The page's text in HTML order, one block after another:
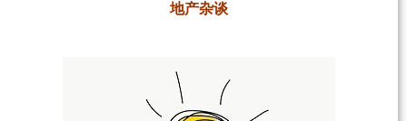
地产杂谈